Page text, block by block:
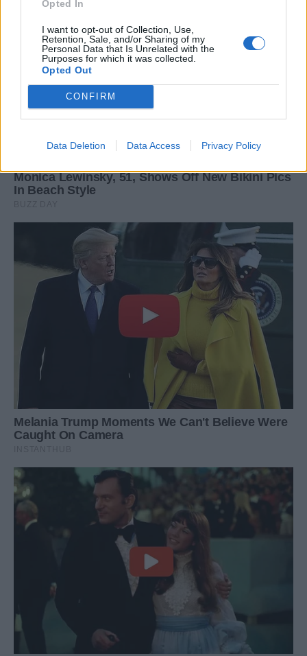
Opted In
I want to opt-out of Collection, Use,
Retention, Sale, and/or Sharing of my
Personal Data that Is Unrelated with the
Purposes for which it was collected.
Opted Out
CONFIRM
Data Deletion Data Access Privacy Policy